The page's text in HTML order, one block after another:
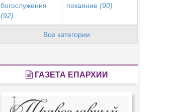
богослужения
(92)
покаяние (90)
Все категории
ГАЗЕТА ЕПАРХИИ